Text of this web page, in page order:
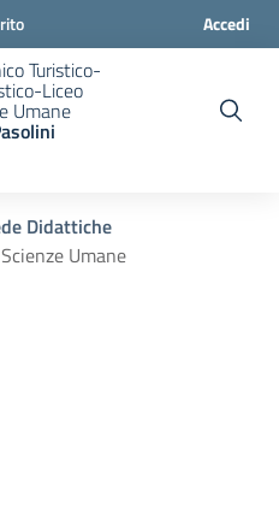
Accedi
Turistico-
Liceo
Umane
Didattiche
Umane